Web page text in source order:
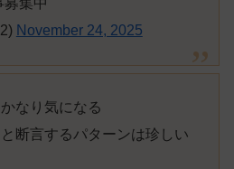
集中
November 24, 2025
なり気になる
断言するパターンは珍しい